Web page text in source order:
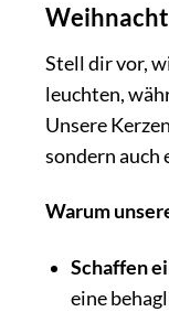
Stell dir vor,
leuchten,
Unsere
sondern auch
Warum
Schaffen
eine